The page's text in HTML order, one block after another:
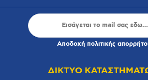
Αποδοχή πολιτικής
ΔΙΚΤΥΟ